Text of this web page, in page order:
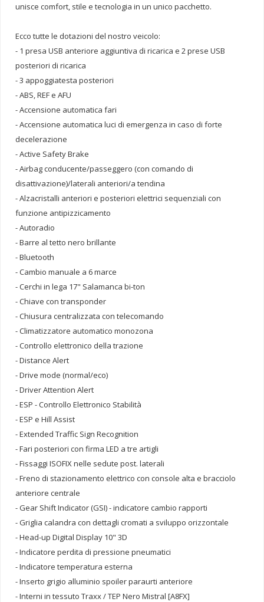
unisce comfort, stile e tecnologia in un unico pacchetto.
Ecco tutte le dotazioni del nostro veicolo:
- 1 presa USB anteriore aggiuntiva di ricarica e 2 prese USB
posteriori di ricarica
- 3 appoggiatesta posteriori
- ABS, REF e AFU
- Accensione automatica fari
- Accensione automatica luci di emergenza in caso di forte
decelerazione
- Active Safety Brake
- Airbag conducente/passeggero (con comando di
disattivazione)/laterali anteriori/a tendina
- Alzacristalli anteriori e posteriori elettrici sequenziali con
funzione antipizzicamento
- Autoradio
- Barre al tetto nero brillante
- Bluetooth
- Cambio manuale a 6 marce
- Cerchi in lega 17" Salamanca bi-ton
- Chiave con transponder
- Chiusura centralizzata con telecomando
- Climatizzatore automatico monozona
- Controllo elettronico della trazione
- Distance Alert
- Drive mode (normal/eco)
- Driver Attention Alert
- ESP - Controllo Elettronico Stabilità
- ESP e Hill Assist
- Extended Traffic Sign Recognition
- Fari posteriori con firma LED a tre artigli
- Fissaggi ISOFIX nelle sedute post. laterali
- Freno di stazionamento elettrico con console alta e bracciolo
anteriore centrale
- Gear Shift Indicator (GSI) - indicatore cambio rapporti
- Griglia calandra con dettagli cromati a sviluppo orizzontale
- Head-up Digital Display 10" 3D
- Indicatore perdita di pressione pneumatici
- Indicatore temperatura esterna
- Inserto grigio alluminio spoiler paraurti anteriore
- Interni in tessuto Traxx / TEP Nero Mistral [A8FX]